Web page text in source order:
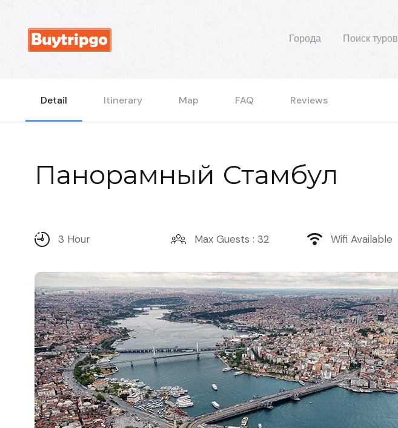
Города Поиск туров
Detail Itinerary Map FAQ Reviews
Панорамный Стамбул
3 Hour Max Guests : 32 Wifi Available